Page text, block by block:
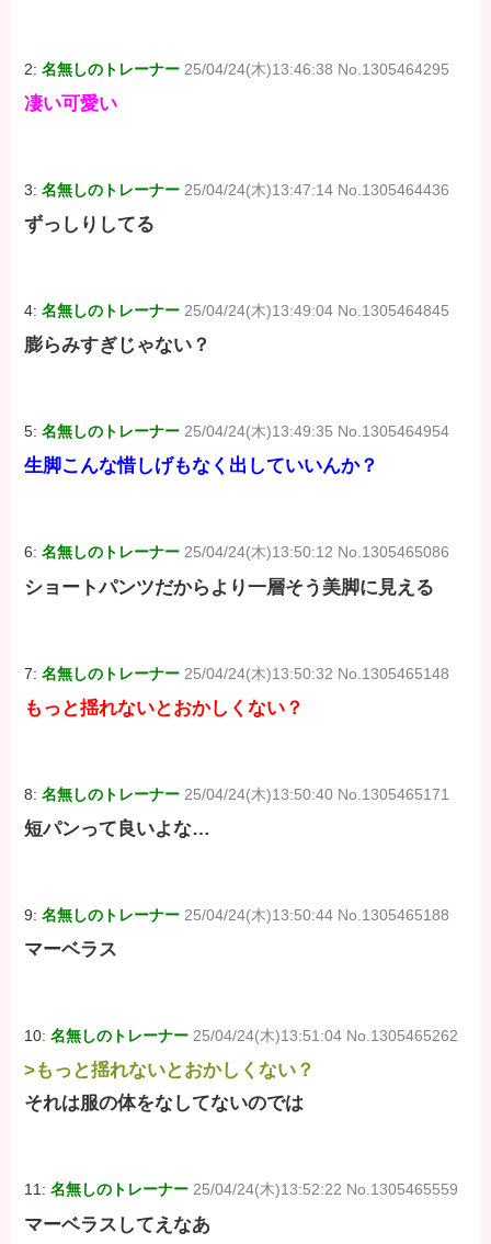
2:名無しのトレーナー 25/04/24(木)13:46:38 No.1305464295
凄い可愛い
3:名無しのトレーナー 25/04/24(木)13:47:14 No.1305464436
ずっしりしてる
4:名無しのトレーナー 25/04/24(木)13:49:04 No.1305464845
膨らみすぎじゃない？
5:名無しのトレーナー 25/04/24(木)13:49:35 No.1305464954
生脚こんな惜しげもなく出していいんか？
6:名無しのトレーナー 25/04/24(木)13:50:12 No.1305465086
ショートパンツだからより一層そう美脚に見える
7:名無しのトレーナー 25/04/24(木)13:50:32 No.1305465148
もっと揺れないとおかしくない？
8:名無しのトレーナー 25/04/24(木)13:50:40 No.1305465171
短パンって良いよな…
9:名無しのトレーナー 25/04/24(木)13:50:44 No.1305465188
マーベラス
10:名無しのトレーナー 25/04/24(木)13:51:04 No.1305465262
>もっと揺れないとおかしくない？
それは服の体をなしてないのでは
11:名無しのトレーナー 25/04/24(木)13:52:22 No.1305465559
マーベラスしてえなあ